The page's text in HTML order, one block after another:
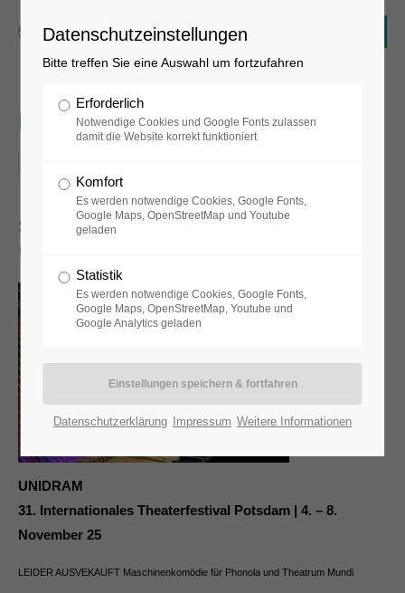
UNIDRAM
schoenbrodtkuerschner mit
"SOHLE EINS-ACHTZIG"
UNIDRAM
31. Internationales Theaterfestival Potsdam | 4. – 8.
November 25
LEIDER AUSVEKAUFT Maschinenkomödie für Phonola und Theatrum Mundi
Datenschutzeinstellungen
Bitte treffen Sie eine Auswahl um fortzufahren
Erforderlich
Notwendige Cookies und Google Fonts zulassen
damit die Website korrekt funktioniert
Komfort
Es werden notwendige Cookies, Google Fonts,
Google Maps, OpenStreetMap und Youtube
geladen
Statistik
Es werden notwendige Cookies, Google Fonts,
Google Maps, OpenStreetMap, Youtube und
Google Analytics geladen
Datenschutzerklärung Impressum Weitere Informationen